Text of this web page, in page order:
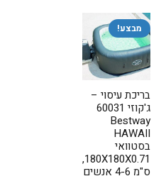
מבצע!
בריכת עיסוי –
ג'קוזי 60031
Bestway
HAWAII
בסטוואי
180X180X0.71,
ס"מ 4-6 אנשים